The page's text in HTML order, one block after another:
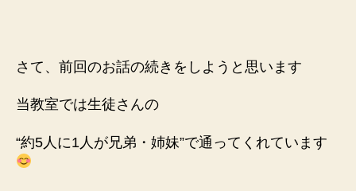
さて、前回のお話の続きをしようと思います
当教室では生徒さんの
“約5人に1人が兄弟・姉妹”で通ってくれています